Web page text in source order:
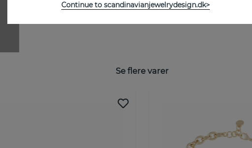
Se flere varer
Continue to scandinavianjewelrydesign.dk>